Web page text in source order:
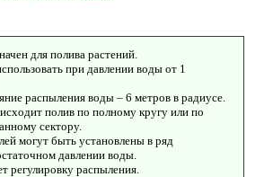
для полива растений.
при давлении воды от 1
распыления воды – 6 метров в радиусе.
полив по полному кругу или по
сектору.
могут быть установлены в ряд
давлении воды.
регулировку распыления.